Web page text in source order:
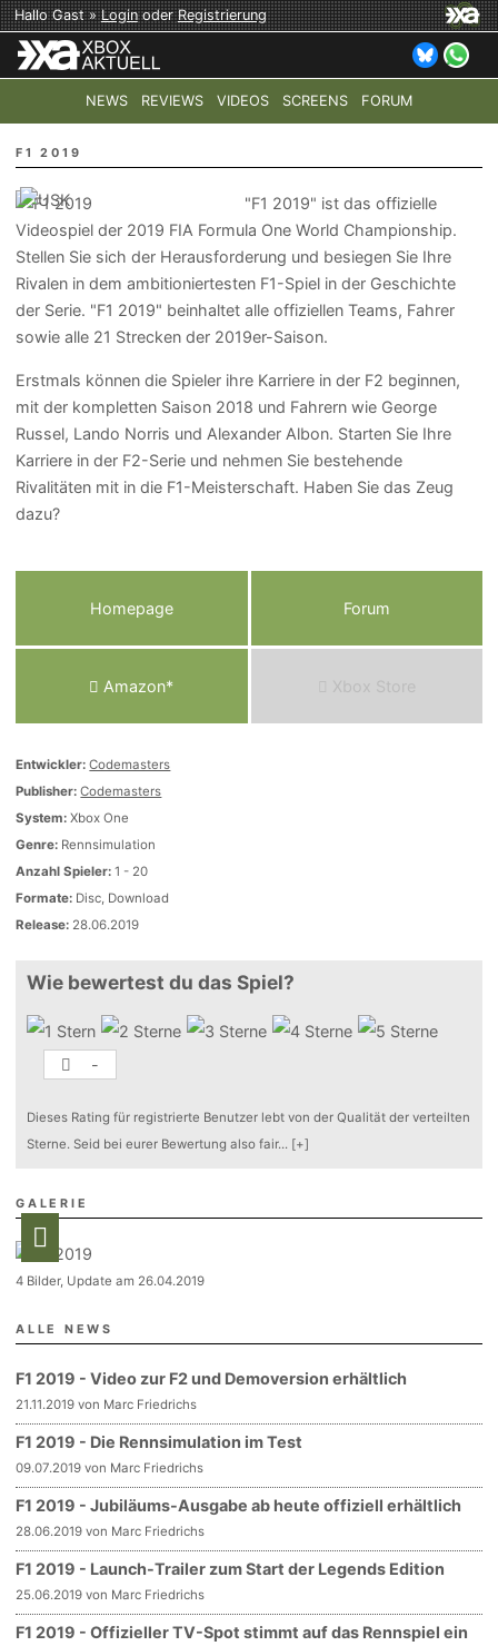
Hallo Gast »LoginoderRegistrierung
NEWS REVIEWS VIDEOS SCREENS FORUM
TOP-THEMEN: COD: MODERN WARFARE 4 HALO:
F1 2019
"F1 2019" ist das offizielle
Videospiel der 2019 FIA Formula One World Championship.
Stellen Sie sich der Herausforderung und besiegen Sie Ihre
Rivalen in dem ambitioniertesten F1-Spiel in der Geschichte
der Serie. "F1 2019" beinhaltet alle offiziellen Teams, Fahrer
sowie alle 21 Strecken der 2019er-Saison.
Erstmals können die Spieler ihre Karriere in der F2 beginnen,
mit der kompletten Saison 2018 und Fahrern wie George
Russel, Lando Norris und Alexander Albon. Starten Sie Ihre
Karriere in der F2-Serie und nehmen Sie bestehende
Rivalitäten mit in die F1-Meisterschaft. Haben Sie das Zeug
dazu?
Homepage Forum
Amazon* Xbox Store
Entwickler: Codemasters
Publisher: Codemasters
System: Xbox One
Genre: Rennsimulation
Anzahl Spieler: 1 - 20
Formate: Disc, Download
Release: 28.06.2019
Wie bewertest du das Spiel?
-
Dieses Rating für registrierte Benutzer lebt von der Qualität der verteilten
Sterne. Seid bei eurer Bewertung also fair... [+]
GALERIE
4 Bilder, Update am 26.04.2019
ALLE NEWS
F1 2019 - Video zur F2 und Demoversion erhältlich
21.11.2019 von Marc Friedrichs
F1 2019 - Die Rennsimulation im Test
09.07.2019 von Marc Friedrichs
F1 2019 - Jubiläums-Ausgabe ab heute offiziell erhältlich
28.06.2019 von Marc Friedrichs
F1 2019 - Launch-Trailer zum Start der Legends Edition
25.06.2019 von Marc Friedrichs
F1 2019 - Offizieller TV-Spot stimmt auf das Rennspiel ein